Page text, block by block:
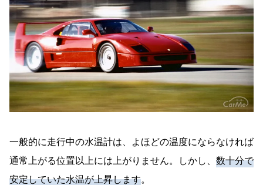
一般的に走行中の水温計は、よほどの温度にならなければ
通常上がる位置以上には上がりません。しかし、 数十分で
安定していた水温が上昇します。